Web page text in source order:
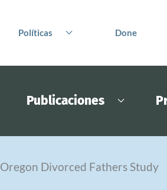
Políticas Done
Publicaciones
Oregon Divorced Fathers Study